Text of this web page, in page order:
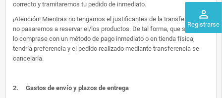
perm_identity
Registrarse
correcto y tramitaremos tu pedido de inmediato.
¡Atención! Mientras no tengamos el justificantes de la transferencia,
no pasaremos a reservar el/los productos. De tal forma, que si alguien
lo comprase con un método de pago inmediato o en tienda física,
tendría preferencia y el pedido realizado mediante transferencia se
cancelaría.
2. Gastos de envío y plazos de entrega